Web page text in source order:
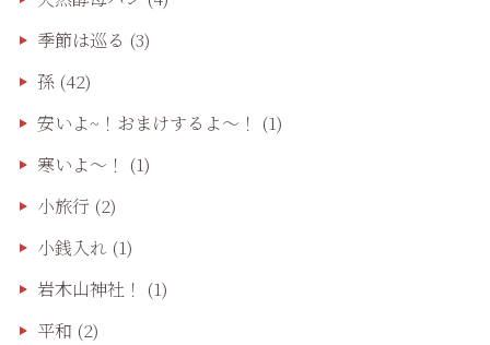
季節は巡る (3)
孫(42)
安いよ~！おまけするよ～！ (1)
寒いよ～！ (1)
小旅行 (2)
小銭入れ (1)
岩木山神社！ (1)
平和 (2)